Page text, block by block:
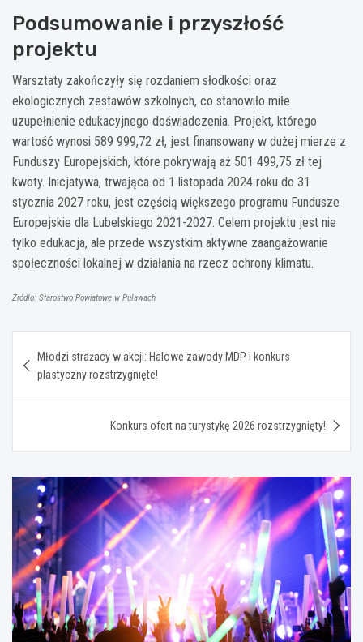
Podsumowanie i przyszłość
projektu
Warsztaty zakończyły się rozdaniem słodkości oraz
ekologicznych zestawów szkolnych, co stanowiło miłe
uzupełnienie edukacyjnego doświadczenia. Projekt, którego
wartość wynosi 589 999,72 zł, jest finansowany w dużej mierze z
Funduszy Europejskich, które pokrywają aż 501 499,75 zł tej
kwoty. Inicjatywa, trwająca od 1 listopada 2024 roku do 31
stycznia 2027 roku, jest częścią większego programu Fundusze
Europejskie dla Lubelskiego 2021-2027. Celem projektu jest nie
tylko edukacja, ale przede wszystkim aktywne zaangażowanie
społeczności lokalnej w działania na rzecz ochrony klimatu.
Źródło: Starostwo Powiatowe w Puławach
wpisu
Młodzi strażacy w akcji: Halowe zawody MDP i konkurs
plastyczny rozstrzygnięte!
Konkurs ofert na turystykę 2026 rozstrzygnięty!